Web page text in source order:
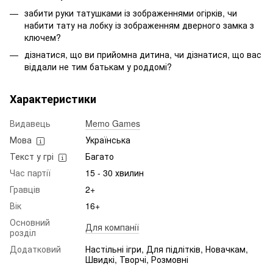
забити руки татушками із зображеннями огірків, чи
набити тату на лобку із зображенням дверного замка з
ключем?
дізнатися, що ви прийомна дитина, чи дізнатися, що вас
віддали не тим батькам у роддомі?
Характеристики
Видавець
Memo Games
Мова
Українська
Текст у грі
Багато
Час партії
15 - 30 хвилин
Гравців
2+
Вік
16+
Основний
розділ
Для компанії
Додатковий
Настільні ігри, Для підлітків, Новачкам,
Швидкі, Творчі, Розмовні